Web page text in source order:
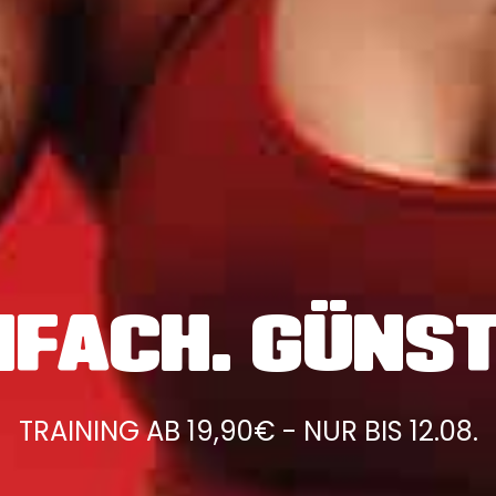
TRAINING AB 19,90€ - NUR BIS 12.08.